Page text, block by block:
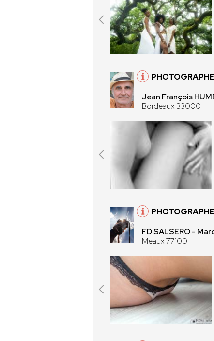
Jean François
Bordeaux 33000
FD SALSERO -
Meaux 77100